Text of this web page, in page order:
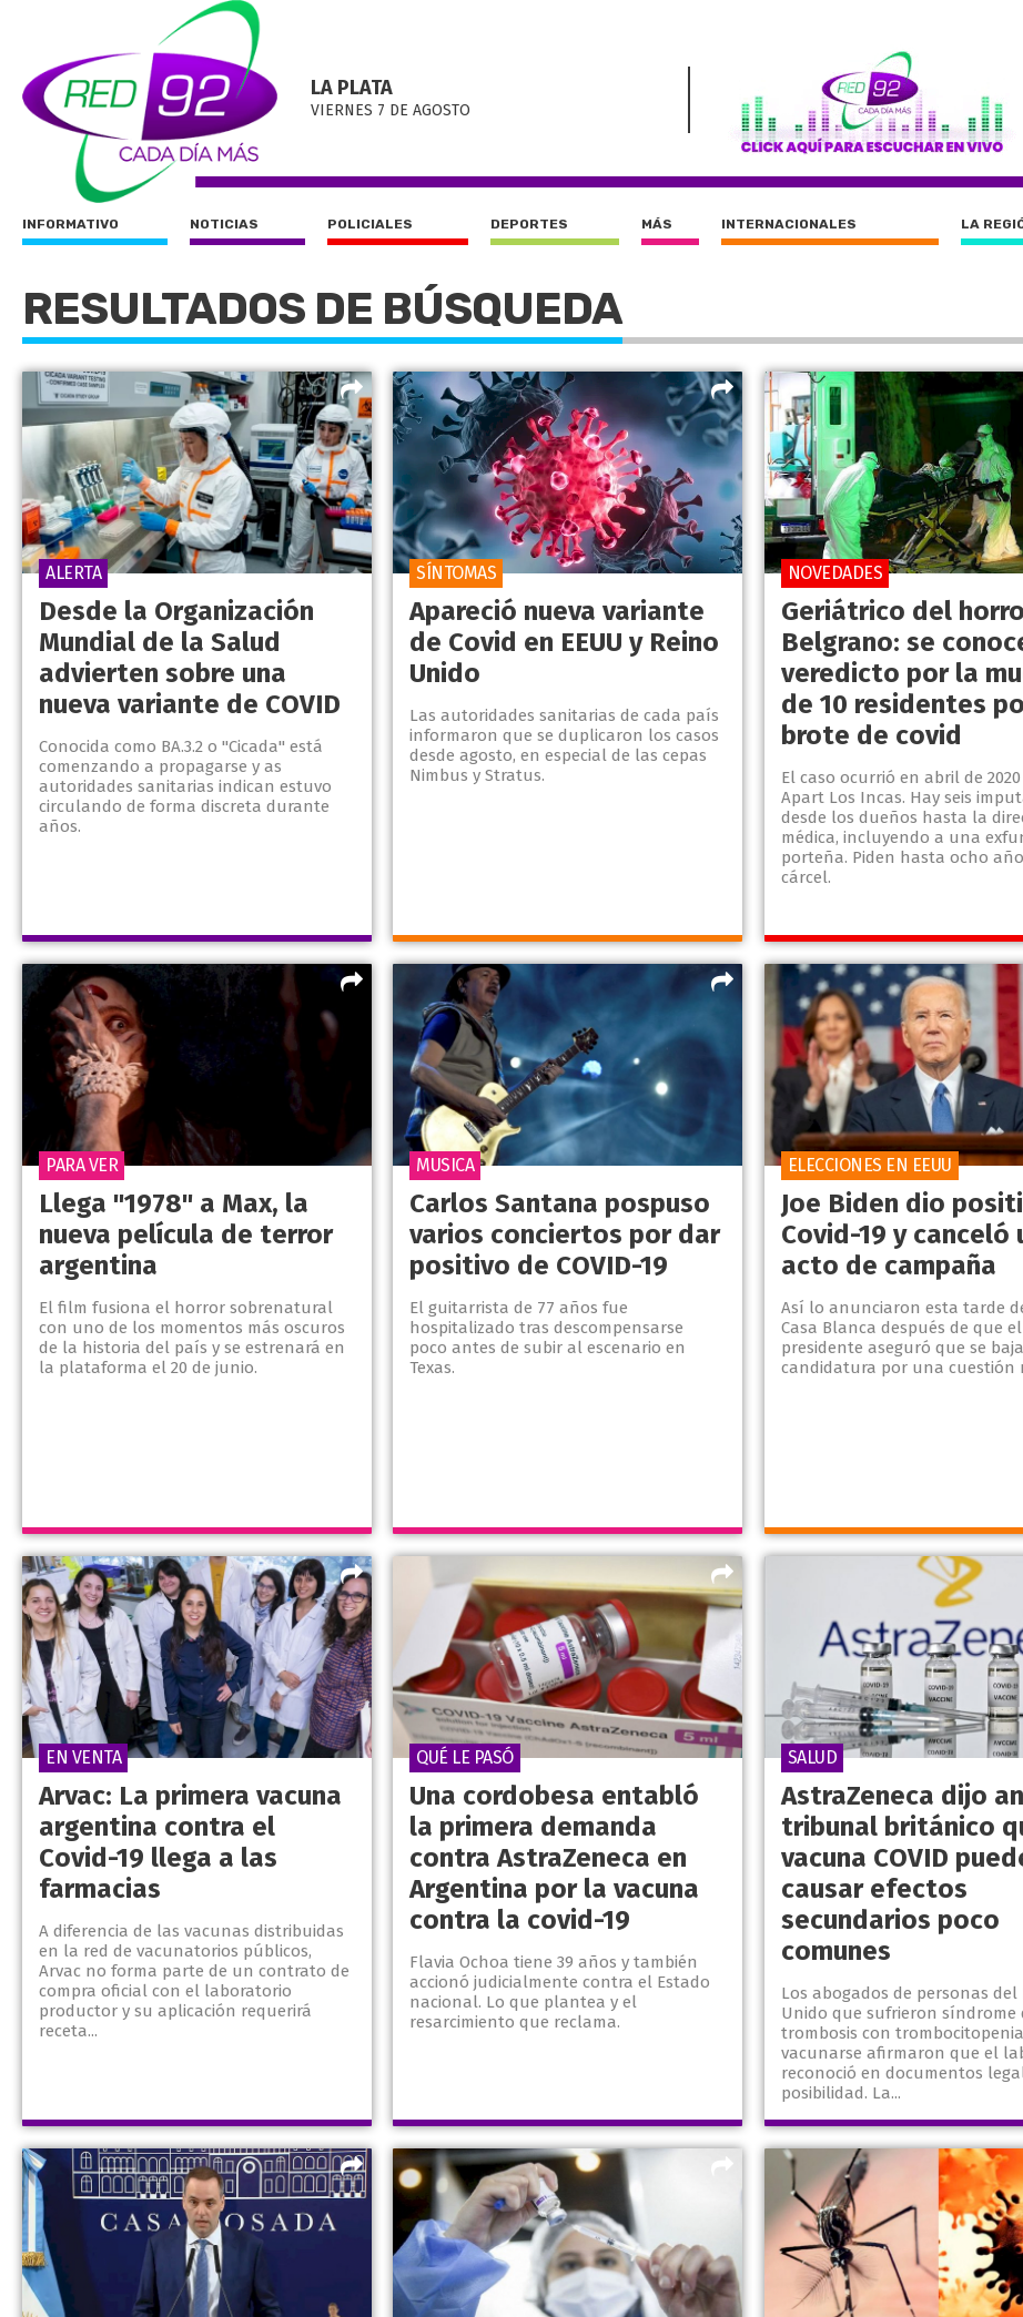
LA PLATA
VIERNES 7 DE AGOSTO
INFORMATIVO NOTICIAS POLICIALES DEPORTES MÁS INTERNACIONALES LA
RESULTADOS DE BÚSQUEDA
Desde la Organización
Mundial de la Salud
advierten sobre una
nueva variante de COVID
Conocida como BA.3.2 o "Cicada" está
comenzando a propagarse y as
autoridades sanitarias indican estuvo
circulando de forma discreta durante
años.
ALERTA
Apareció nueva variante
de Covid en EEUU y Reino
Unido
Las autoridades sanitarias de cada país
informaron que se duplicaron los casos
desde agosto, en especial de las cepas
Nimbus y Stratus.
SÍNTOMAS
Geriátrico del
Belgrano: se
veredicto por la
de 10 residentes
brote de covid
El caso ocurrió en abril de
Apart Los Incas. Hay seis
desde los dueños hasta la
médica, incluyendo a una
porteña. Piden hasta ocho
cárcel.
NOVEDADES
Llega "1978" a Max, la
nueva película de terror
argentina
El film fusiona el horror sobrenatural
con uno de los momentos más oscuros
de la historia del país y se estrenará en
la plataforma el 20 de junio.
PARA VER
Carlos Santana pospuso
varios conciertos por dar
positivo de COVID-19
El guitarrista de 77 años fue
hospitalizado tras descompensarse
poco antes de subir al escenario en
Texas.
MUSICA
Joe Biden dio
Covid-19 y canceló
acto de campaña
Así lo anunciaron esta tarde
Casa Blanca después de que el
presidente aseguró que se
candidatura por una cuestión
ELECCIONES EN EEUU
Arvac: La primera vacuna
argentina contra el
Covid-19 llega a las
farmacias
A diferencia de las vacunas distribuidas
en la red de vacunatorios públicos,
Arvac no forma parte de un contrato de
compra oficial con el laboratorio
productor y su aplicación requerirá
receta...
EN VENTA
Una cordobesa entabló
la primera demanda
contra AstraZeneca en
Argentina por la vacuna
contra la covid-19
Flavia Ochoa tiene 39 años y también
accionó judicialmente contra el Estado
nacional. Lo que plantea y el
resarcimiento que reclama.
QUÉ LE PASÓ
AstraZeneca dijo
tribunal británico
vacuna COVID
causar efectos
secundarios poco
comunes
Los abogados de personas del
Unido que sufrieron síndrome
trombosis con
vacunarse afirmaron que el
reconoció en documentos
posibilidad. La...
SALUD